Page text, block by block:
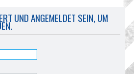
UND ANGEMELDET SEIN, UM